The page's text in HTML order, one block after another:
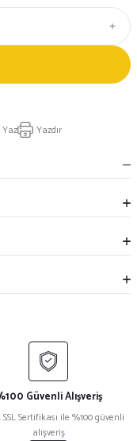
Yazdır
Güvenli Alışveriş
Sertifikası ile %100 güvenli
alışveriş